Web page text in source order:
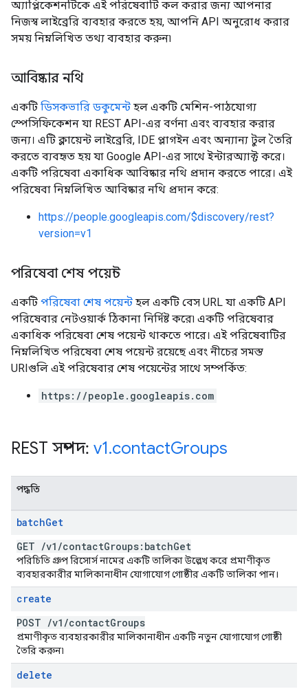
অ্যাপ্লিকেশনটিকে এই পরিষেবাটি কল করার জন্য আপনার
নিজস্ব লাইব্রেরি ব্যবহার করতে হয়, আপনি API অনুরোধ করার
সময় নিম্নলিখিত তথ্য ব্যবহার করুন৷
আবিষ্কার নথি
একটি ডিসকভারি ডকুমেন্ট হল একটি মেশিন-পাঠযোগ্য
স্পেসিফিকেশন যা REST API-এর বর্ণনা এবং ব্যবহার করার
জন্য। এটি ক্লায়েন্ট লাইব্রেরি, IDE প্লাগইন এবং অন্যান্য টুল তৈরি
করতে ব্যবহৃত হয় যা Google API-এর সাথে ইন্টারঅ্যাক্ট করে।
একটি পরিষেবা একাধিক আবিষ্কার নথি প্রদান করতে পারে। এই
পরিষেবা নিম্নলিখিত আবিষ্কার নথি প্রদান করে:
https://people.googleapis.com/$discovery/rest?
version=v1
পরিষেবা শেষ পয়েন্ট
একটি পরিষেবা শেষ পয়েন্ট হল একটি বেস URL যা একটি API
পরিষেবার নেটওয়ার্ক ঠিকানা নির্দিষ্ট করে৷ একটি পরিষেবার
একাধিক পরিষেবা শেষ পয়েন্ট থাকতে পারে। এই পরিষেবাটির
নিম্নলিখিত পরিষেবা শেষ পয়েন্ট রয়েছে এবং নীচের সমস্ত
URIগুলি এই পরিষেবার শেষ পয়েন্টের সাথে সম্পর্কিত:
https://people.googleapis.com
REST সম্পদ: v1.contactGroups
পদ্ধতি
batchGet
GET /v1 /contactGroups:batchGet
পরিচিতি গ্রুপ রিসোর্স নামের একটি তালিকা উল্লেখ করে প্রমাণীকৃত
ব্যবহারকারীর মালিকানাধীন যোগাযোগ গোষ্ঠীর একটি তালিকা পান।
create
POST /v1 /contactGroups
প্রমাণীকৃত ব্যবহারকারীর মালিকানাধীন একটি নতুন যোগাযোগ গোষ্ঠী
তৈরি করুন৷
delete